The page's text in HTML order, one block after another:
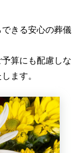
きる安心の葬儀
算にも配慮しな
ます。